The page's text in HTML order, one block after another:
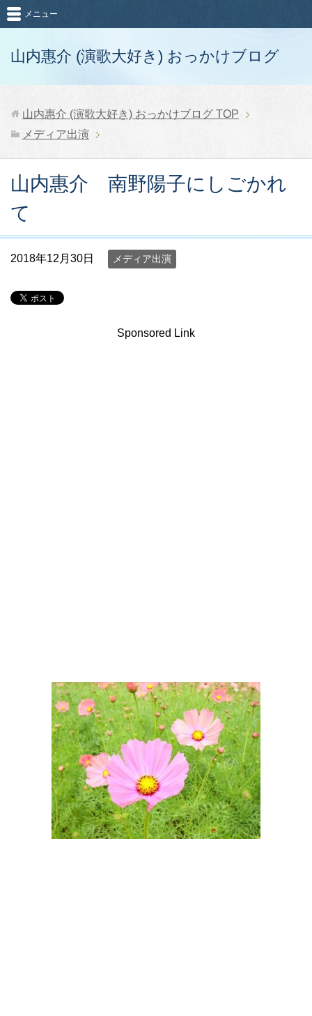
山内惠介 (演歌大好き) おっかけブログ
メニュー
山内惠介 (演歌大好き) おっかけブログ TOP
メディア出演
山内惠介 南野陽子にしごかれ
て
2018年12月30日 メディア出演
Sponsored Link